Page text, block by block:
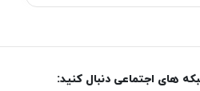
های اجتماعی دنبال کنید: